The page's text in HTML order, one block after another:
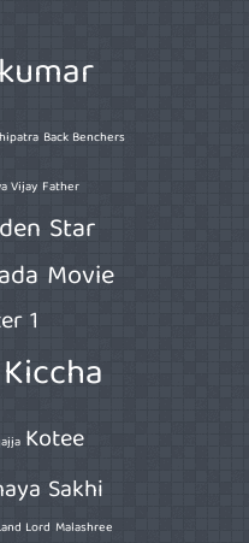
Back Benchers
Vijay Father
Star
Movie
1
Kiccha
Kotee
Sakhi
Lord Malashree